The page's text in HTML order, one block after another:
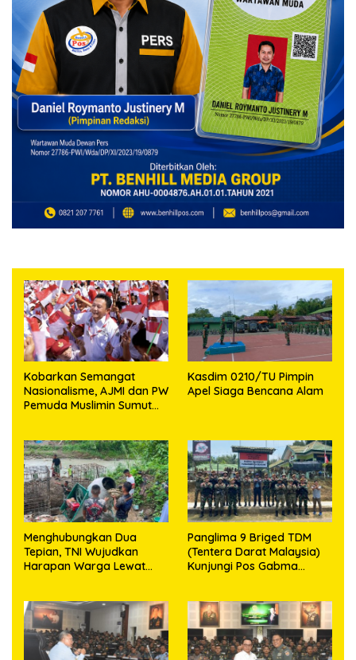
Kobarkan Semangat
Nasionalisme, AJMI dan PW
Pemuda Muslimin Sumut
Kasdim 0210/TU Pimpin
Apel Siaga Bencana Alam
Menghubungkan Dua
Tepian, TNI Wujudkan
Harapan Warga Lewat
Panglima 9 Briged TDM
(Tentera Darat Malaysia)
Kunjungi Pos Gabma
TDM